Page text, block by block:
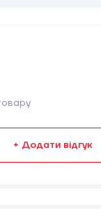
+ Додати відгук